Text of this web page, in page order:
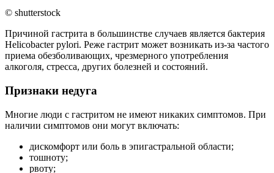
© shutterstock
Причиной гастрита в большинстве случаев является бактерия
Helicobacter pylori. Реже гастрит может возникать из-за частого
приема обезболивающих, чрезмерного употребления
алкоголя, стресса, других болезней и состояний.
Признаки недуга
Многие люди с гастритом не имеют никаких симптомов. При
наличии симптомов они могут включать:
дискомфорт или боль в эпигастральной области;
тошноту;
рвоту;